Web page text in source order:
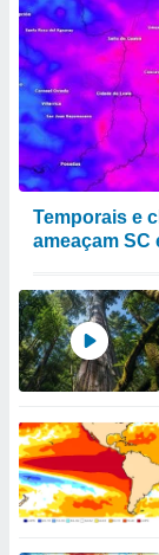
Temporais e
ameaçam SC